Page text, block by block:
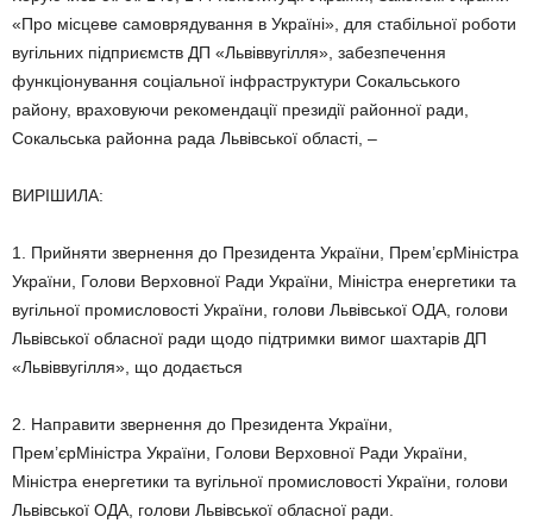
«Про місцеве самоврядування в Україні», для стабільної роботи
вугільних підприємств ДП «Львіввугілля», забезпечення
функціонування соціальної інфраструктури Сокальського
району, враховуючи рекомендації президії районної ради,
Сокальська районна рада Львівської області, –
ВИРІШИЛА:
1. Прийняти звернення до Президента України, Прем’єрМіністра
України, Голови Верховної Ради України, Міністра енергетики та
вугільної промисловості України, голови Львівської ОДА, голови
Львівської обласної ради щодо підтримки вимог шахтарів ДП
«Львіввугілля», що додається
2. Направити звернення до Президента України,
Прем’єрМіністра України, Голови Верховної Ради України,
Міністра енергетики та вугільної промисловості України, голови
Львівської ОДА, голови Львівської обласної ради.